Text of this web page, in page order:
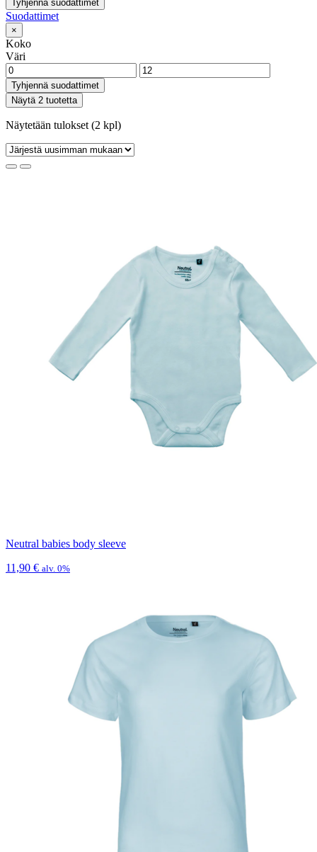
Tyhjennä suodattimet
Suodattimet
×
Koko
Väri
Tyhjennä suodattimet
Näytä 2 tuotetta
Näytetään tulokset (2 kpl)
Neutral babies body sleeve
11,90 € alv. 0%